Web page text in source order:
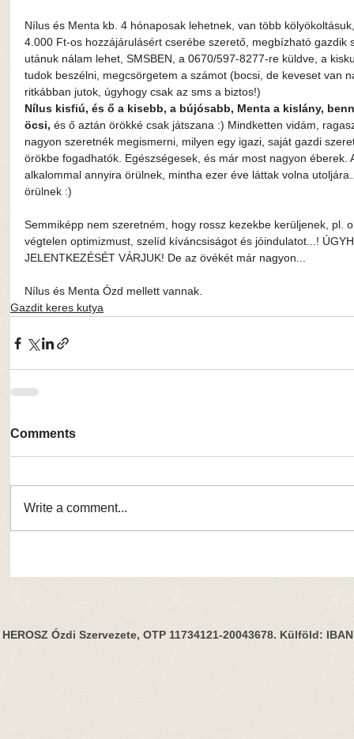
Nílus és Menta kb. 4 hónaposak lehetnek, van több
4.000 Ft-os hozzájárulásért cserébe szerető, megbízható
utánuk nálam lehet, SMSBEN, a 0670/597-8277-re küldve, a
tudok beszélni, megcsörgetem a számot (bocsi, de keveset van
ritkábban jutok, úgyhogy csak az sms a biztos!)
Nílus kisfiú, és ő a kisebb, a bújósabb, Menta a kislány,
öcsi, és ő aztán örökké csak játszana :) Mindketten vidám,
nagyon szeretnék megismerni, milyen egy igazi, saját gazdi
örökbe fogadhatók. Egészségesek, és már most nagyon
alkalommal annyira örülnek, mintha ezer éve láttak volna
örülnek :)
Semmiképp nem szeretném, hogy rossz kezekbe kerüljenek, pl.
végtelen optimizmust, szelíd kíváncsiságot és jóindulatot...!
JELENTKEZÉSÉT VÁRJUK! De az övékét már nagyon...
Nílus és Menta Ózd mellett vannak.
Gazdit keres kutya
Comments
Write a comment...
HEROSZ Ózdi Szervezete, OTP 11734121-20043678. Külföld: